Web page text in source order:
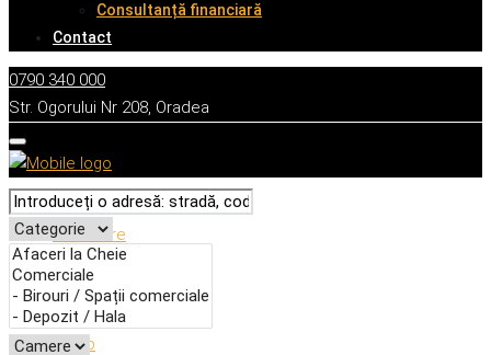
Consultanță financiară
Contact
0790 340 000
Str. Ogorului Nr 208, Oradea
Descriere
Caracteristici
Adresă
Detalii
Video